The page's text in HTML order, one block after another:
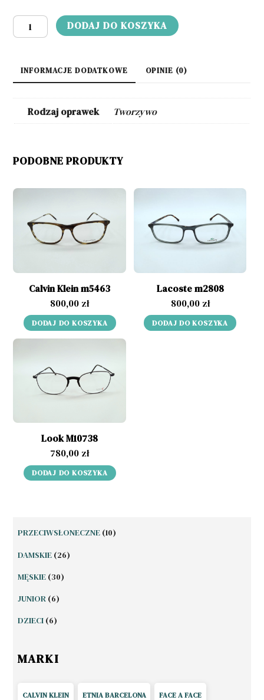
ilość
Etnia
Sloane
St
Gyrd
DODAJ DO KOSZYKA
INFORMACJE DODATKOWE OPINIE (0)
Rodzaj oprawek Tworzywo
PODOBNE PRODUKTY
Calvin Klein m5463
800,00 zł
DODAJ DO KOSZYKA
Lacoste m2808
800,00 zł
DODAJ DO KOSZYKA
Look M10738
780,00 zł
DODAJ DO KOSZYKA
PRZECIWSŁONECZNE 1010
DAMSKIE 2626
MĘSKIE 3030
JUNIOR 66
DZIECI 66
MARKI
CALVIN KLEIN ETNIA BARCELONA FACE A FACE